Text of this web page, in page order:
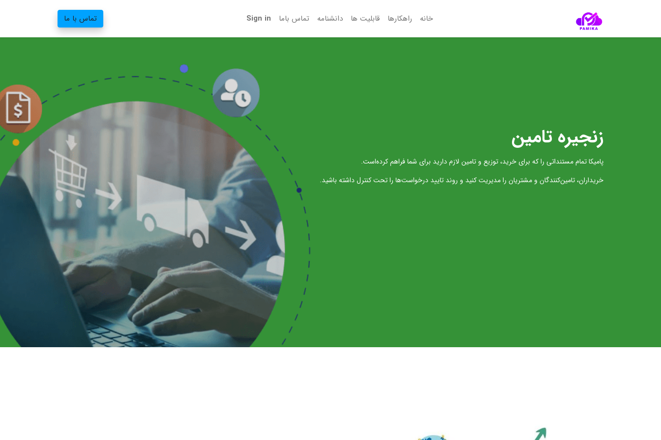
خانه راهکارها قابلیت ها دانشنامه تماس‌ باما Sign in تماس با ما
زنجیره تامین
پامیکا تمام مستنداتی را که برای خرید، توزیع و تامین لازم دارید برای شما فراهم کرده‌است.
خریداران، تامین‌کنندگان و مشتریان را مدیریت کنید و روند تایید درخواست‌ها را تحت کنترل داشته باشید.